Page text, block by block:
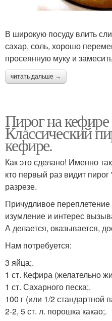
В широкую посуду влить
сахар, соль, хорошо
просеянную муку и
читать дальше →
Пирог на кефире
Классический
кефире.
Как это сделано! Именно
кто первый раз видит
разрезе.
Причудливое
изумление и интерес
А делается, оказывается,
Нам потребуется:
3 яйца;.
1 ст. Кефира (желательно
1 ст. Сахарного песка;.
100 г (или 1/2 стандартной
2-2, 5 ст. л. порошка какао;.